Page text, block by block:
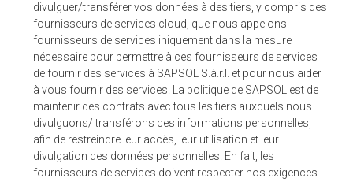
divulguer/transférer vos données à des tiers, y compris des
fournisseurs de services cloud, que nous appelons
fournisseurs de services iniquement dans la mesure
nécessaire pour permettre à ces fournisseurs de services
de fournir des services à SAPSOL S.à.r.l. et pour nous aider
à vous fournir des services. La politique de SAPSOL est de
maintenir des contrats avec tous les tiers auxquels nous
divulguons/ transférons ces informations personnelles,
afin de restreindre leur accès, leur utilisation et leur
divulgation des données personnelles. En fait, les
fournisseurs de services doivent respecter nos exigences